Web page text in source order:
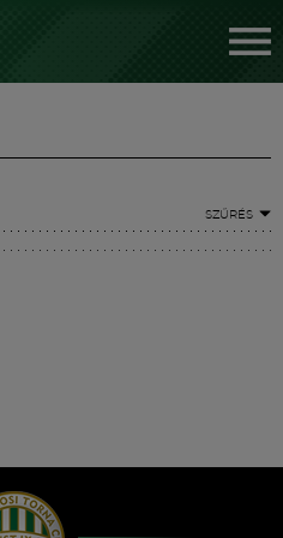
SZŰRÉS